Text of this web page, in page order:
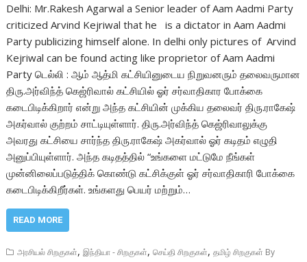
Delhi: Mr.Rakesh Agarwal a Senior leader of Aam Aadmi Party
criticized Arvind Kejriwal that he is a dictator in Aam Aadmi
Party publicizing himself alone. In delhi only pictures of Arvind
Kejriwal can be found acting like proprietor of Aam Aadmi
Party டெல்லி : ஆம் ஆத்மி கட்சியினுடைய நிறுவனரும் தலைவருமான
திரு.அர்விந்த் கெஜ்ரிவால் கட்சியில் ஓர் சர்வாதிகார போக்கை
கடைபிடிக்கிறார் என்று அந்த கட்சியின் முக்கிய தலைவர் திரு.ராகேஷ்
அகர்வால் குற்றம் சாட்டியுள்ளார். திரு.அர்விந்த் கெஜ்ரிவாலுக்கு
அவரது கட்சியை சார்ந்த திரு.ராகேஷ் அகர்வால் ஓர் கடிதம் எழுதி
அனுப்பியுள்ளார். அந்த கடிதத்தில் “உங்களை மட்டுமே நீங்கள்
முன்னிலைப்படுத்திக் கொண்டு கட்சிக்குள் ஓர் சர்வாதிகாரி போக்கை
கடைபிடிக்கிறீர்கள். உங்களது பெயர் மற்றும்…
READ MORE
அரசியல் சிறகுகள்,இந்தியா - சிறகுகள்,செய்தி சிறகுகள்,தமிழ் சிறகுகள் By